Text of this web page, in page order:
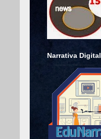
Narrativa Digital